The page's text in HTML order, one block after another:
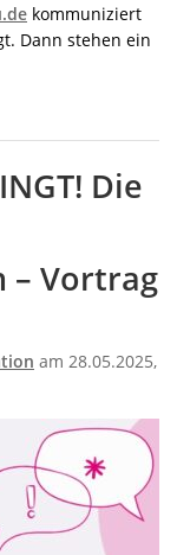
kommuniziert
Dann stehen ein
Die
– Vortrag
am 28.05.2025,